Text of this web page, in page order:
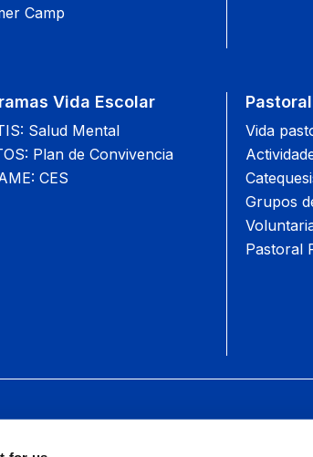
Camp
Vida Escolar
Salud Mental
Plan de Convivencia
CES
Pastoral
Vida
Grupos
Pastoral